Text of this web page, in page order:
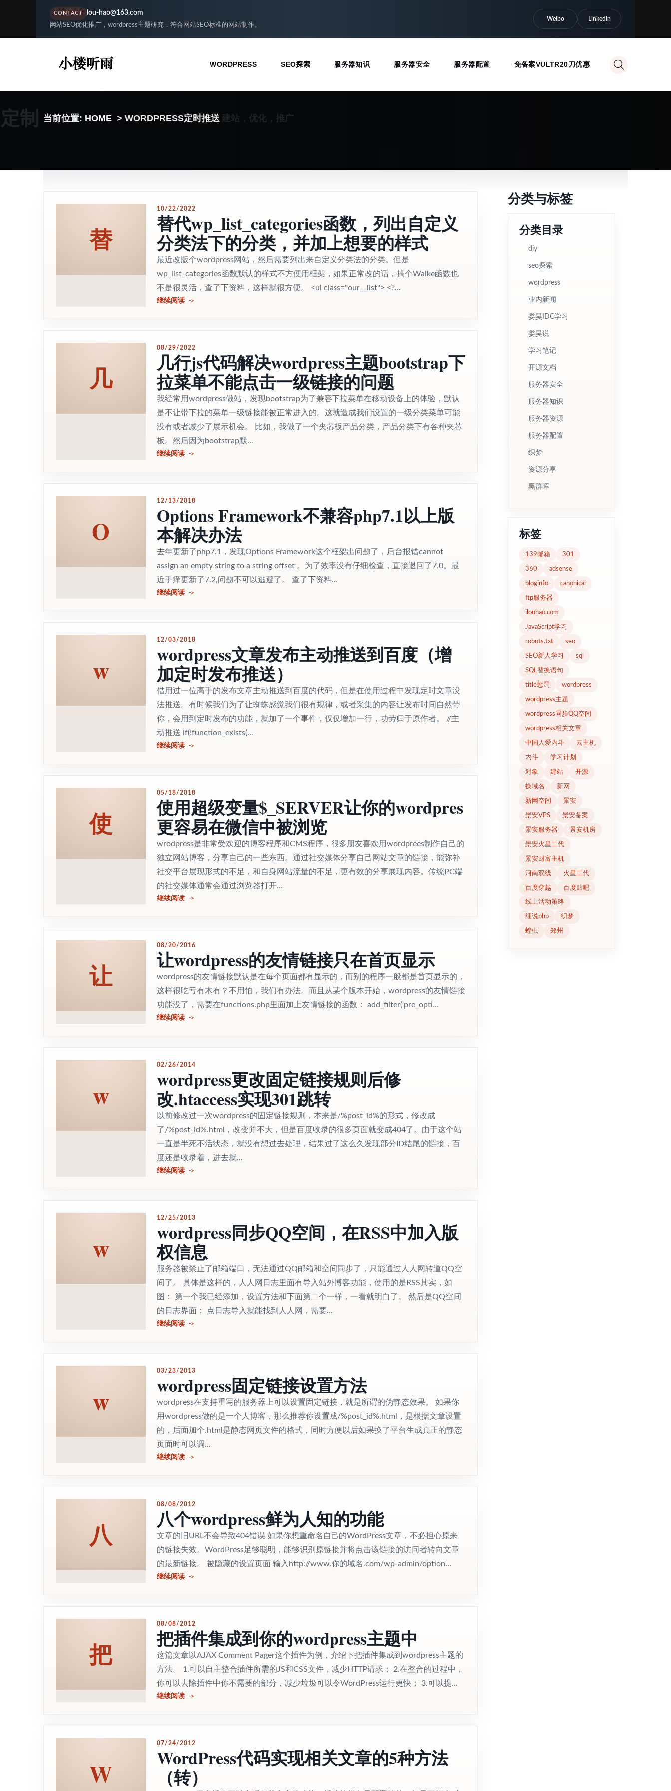
CONTACT lou-hao@163.com
网站SEO优化推广，wordpress主题研究，符合网站SEO标准的网站制作。
Weibo LinkedIn
WORDPRESS SEO探索 服务器知识 服务器安全 服务器配置 免备案VULTR20刀优惠
制 当前位置: HOME > WORDPRESS定时推送 建站，优化，推广
替
10/22/2022
替代wp_list_categories函数，列出自定义
分类法下的分类，并加上想要的样式
最近改版个wordpress网站，然后需要列出来自定义分类法的分类。但是
wp_list_categories函数默认的样式不方便用框架，如果正常改的话，搞个Walke函数也
不是很灵活，查了下资料，这样就很方便。 <ul class="our__list"> <?...
继续阅读
几
08/29/2022
几行js代码解决wordpress主题bootstrap下
拉菜单不能点击一级链接的问题
我经常用wordpress做站，发现bootstrap为了兼容下拉菜单在移动设备上的体验，默认
是不让带下拉的菜单一级链接能被正常进入的。这就造成我们设置的一级分类菜单可能
没有或者减少了展示机会。 比如，我做了一个夹芯板产品分类，产品分类下有各种夹芯
板。然后因为bootstrap默...
继续阅读
O
12/13/2018
Options Framework不兼容php7.1以上版
本解决办法
去年更新了php7.1，发现Options Framework这个框架出问题了，后台报错cannot
assign an empty string to a string offset 。为了效率没有仔细检查，直接退回了7.0。最
近手痒更新了7.2,问题不可以逃避了。 查了下资料...
继续阅读
w
12/03/2018
wordpress文章发布主动推送到百度（增
加定时发布推送）
借用过一位高手的发布文章主动推送到百度的代码，但是在使用过程中发现定时文章没
法推送。有时候我们为了让蜘蛛感觉我们很有规律，或者采集的内容让发布时间自然带
你，会用到定时发布的功能，就加了一个事件，仅仅增加一行，功劳归于原作者。 //主
动推送 if(!function_exists(...
继续阅读
使
05/18/2018
使用超级变量$_SERVER让你的wordpres
更容易在微信中被浏览
wrodpress是非常受欢迎的博客程序和CMS程序，很多朋友喜欢用wordprees制作自己的
独立网站博客，分享自己的一些东西。通过社交媒体分享自己网站文章的链接，能弥补
社交平台展现形式的不足，和自身网站流量的不足，更有效的分享展现内容。传统PC端
的社交媒体通常会通过浏览器打开...
继续阅读
让
08/20/2016
让wordpress的友情链接只在首页显示
wordpress的友情链接默认是在每个页面都有显示的，而别的程序一般都是首页显示的，
这样很吃亏有木有？不用怕，我们有办法。而且从某个版本开始，wordpress的友情链接
功能没了，需要在functions.php里面加上友情链接的函数： add_filter('pre_opti...
继续阅读
w
02/26/2014
wordpress更改固定链接规则后修
改.htaccess实现301跳转
以前修改过一次wordpress的固定链接规则，本来是/%post_id%的形式，修改成
了/%post_id%.html，改变并不大，但是百度收录的很多页面就变成404了。由于这个站
一直是半死不活状态，就没有想过去处理，结果过了这么久发现部分ID结尾的链接，百
度还是收录着，进去就...
继续阅读
w
12/25/2013
wordpress同步QQ空间，在RSS中加入版
权信息
服务器被禁止了邮箱端口，无法通过QQ邮箱和空间同步了，只能通过人人网转道QQ空
间了。 具体是这样的，人人网日志里面有导入站外博客功能，使用的是RSS其实，如
图： 第一个我已经添加，设置方法和下面第二个一样，一看就明白了。 然后是QQ空间
的日志界面： 点日志导入就能找到人人网，需要...
继续阅读
w
03/23/2013
wordpress固定链接设置方法
wordpress在支持重写的服务器上可以设置固定链接，就是所谓的伪静态效果。 如果你
用wordpress做的是一个人博客，那么推荐你设置成/%post_id%.html，是根据文章设置
的，后面加个.html是静态网页文件的格式，同时方便以后如果换了平台生成真正的静态
页面时可以调...
继续阅读
八
08/08/2012
八个wordpress鲜为人知的功能
文章的旧URL不会导致404错误 如果你想重命名自己的WordPress文章，不必担心原来
的链接失效。WordPress足够聪明，能够识别原链接并将点击该链接的访问者转向文章
的最新链接。 被隐藏的设置页面 输入http://www.你的域名.com/wp-admin/option...
继续阅读
把
08/08/2012
把插件集成到你的wordpress主题中
这篇文章以AJAX Comment Pager这个插件为例，介绍下把插件集成到wordpress主题的
方法。 1.可以自主整合插件所需的JS和CSS文件，减少HTTP请求； 2.在整合的过程中，
你可以去除插件中你不需要的部分，减少垃圾可以令WordPress运行更快； 3.可以提...
继续阅读
W
07/24/2012
WordPress代码实现相关文章的5种方法
（转）
分类与标签
分类目录
diy
seo探索
wordpress
业内新闻
娄昊IDC学习
娄昊说
学习笔记
开源文档
服务器安全
服务器知识
服务器资源
服务器配置
织梦
资源分享
黑群晖
标签
139邮箱 301
360 adsense
bloginfo canonical
ftp服务器
ilouhao.com
JavaScript学习
robots.txt seo
SEO新人学习 sql
SQL替换语句
title惩罚 wordpress
wordpress主题
wordpress同步QQ空间
wordpress相关文章
中国人爱内斗 云主机
内斗 学习计划
对象 建站 开源
换域名 新网
新网空间 景安
景安VPS 景安备案
景安服务器 景安机房
景安火星二代
景安财富主机
河南双线 火星二代
百度穿越 百度贴吧
线上活动策略
细说php 织梦
蝗虫 郑州